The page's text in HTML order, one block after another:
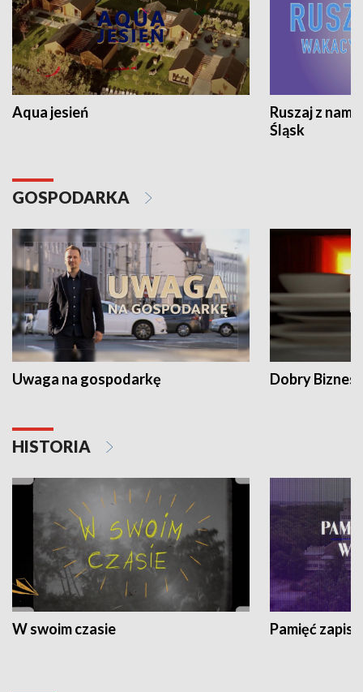
Aqua jesień
Ruszaj z
Śląsk
GOSPODARKA
Uwaga na gospodarkę Dobry Biznes
HISTORIA
W swoim czasie Pamięć